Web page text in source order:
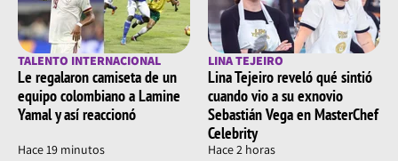
TALENTO INTERNACIONAL
Le regalaron camiseta de un
equipo colombiano a Lamine
Yamal y así reaccionó
Hace 19 minutos
LINA TEJEIRO
Lina Tejeiro reveló qué sintió
cuando vio a su exnovio
Sebastián Vega en MasterChef
Celebrity
Hace 2 horas